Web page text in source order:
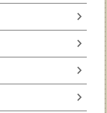
chevron_right
chevron_right
chevron_right
chevron_right